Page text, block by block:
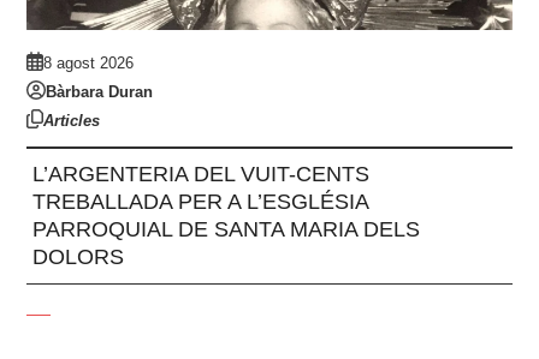
8 agost 2026
Bàrbara Duran
Articles
L’ARGENTERIA DEL VUIT-CENTS
TREBALLADA PER A L’ESGLÉSIA
PARROQUIAL DE SANTA MARIA DELS
DOLORS